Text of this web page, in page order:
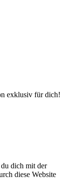
exklusiv für dich!
dich mit der
diese Website